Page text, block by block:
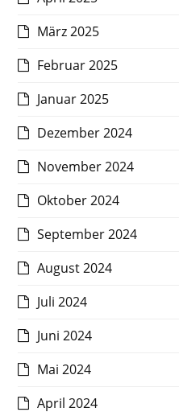
März 2025
Februar 2025
Januar 2025
Dezember 2024
November 2024
Oktober 2024
September 2024
August 2024
Juli 2024
Juni 2024
Mai 2024
April 2024